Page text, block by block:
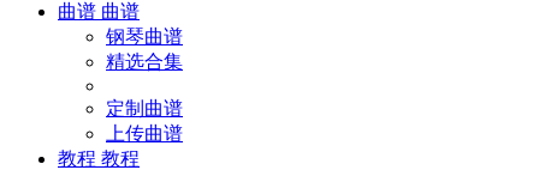
曲谱 曲谱
钢琴曲谱
精选合集
定制曲谱
上传曲谱
教程 教程